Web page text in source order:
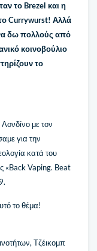
το Brezel και η
Currywurst! Αλλά
δω πολλούς από
κοινοβούλιο
το
με τον
για την
κατά του
«Back Vaping. Beat
το θέμα!
Τζέικομπ